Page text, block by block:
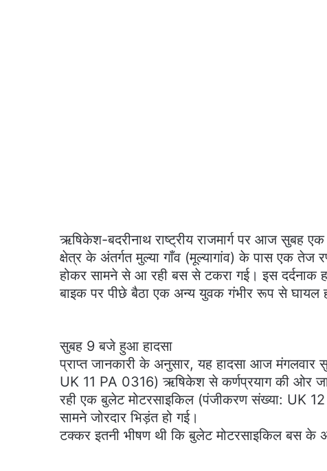
ऋषिकेश-बदरीनाथ राष्ट्रीय राजमार्ग पर आज सुबह
क्षेत्र के अंतर्गत मुल्या गाँव (मूल्यागांव) के पास एक तेज
होकर सामने से आ रही बस से टकरा गई। इस दर्दनाक
बाइक पर पीछे बैठा एक अन्य युवक गंभीर रूप से घायल
​सुबह 9 बजे हुआ हादसा
​प्राप्त जानकारी के अनुसार, यह हादसा आज
UK 11 PA 0316) ऋषिकेश से कर्णप्रयाग की ओर जा
रही एक बुलेट मोटरसाइकिल (पंजीकरण संख्या: UK
सामने जोरदार भिड़ंत हो गई।
​टक्कर इतनी भीषण थी कि बुलेट मोटरसाइकिल बस